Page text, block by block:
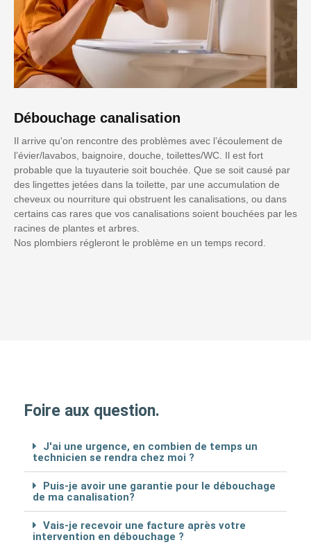
Débouchage canalisation
Il arrive qu'on rencontre des problèmes avec l’écoulement de
l’évier/lavabos, baignoire, douche, toilettes/WC. Il est fort
probable que la tuyauterie soit bouchée. Que se soit causé par
des lingettes jetées dans la toilette, par une accumulation de
cheveux ou nourriture qui obstruent les canalisations, ou dans
certains cas rares que vos canalisations soient bouchées par les
racines de plantes et arbres.
Nos plombiers régleront le problème en un temps record.
Foire aux question.
J'ai une urgence, en combien de temps un
technicien se rendra chez moi ?
Puis-je avoir une garantie pour le débouchage
de ma canalisation?
Vais-je recevoir une facture après votre
intervention en débouchage ?